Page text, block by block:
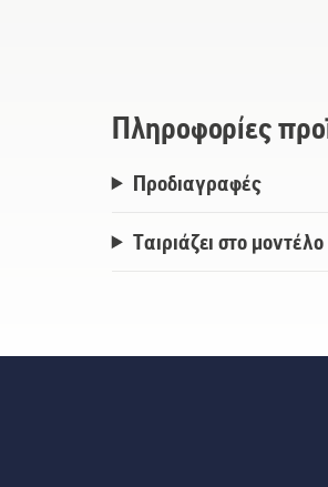
Πληροφορίες
Προδιαγραφές
Ταιριάζει στο μοντέλο